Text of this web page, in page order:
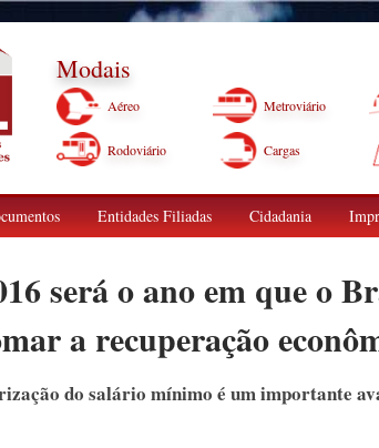
Modais
Aéreo Metroviário
Rodoviário Cargas
Entidades Filiadas Cidadania
será o ano em que o
a recuperação
do salário mínimo é um importante